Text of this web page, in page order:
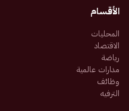
الأقسام
المحليات
الاقتصاد
رياضة
مدارات عالمية
وظائف
الترفيه